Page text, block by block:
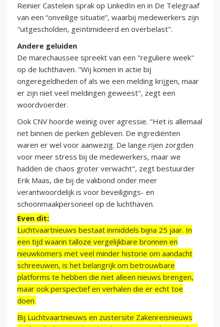
Reinier Castelein sprak op LinkedIn en in De Telegraaf
van een “onveilige situatie”, waarbij medewerkers zijn
"uitgescholden, geïntimideerd en overbelast".
Andere geluiden
De marechaussee spreekt van een "reguliere week"
op de luchthaven. "Wij komen in actie bij
ongeregeldheden of als we een melding krijgen, maar
er zijn niet veel meldingen geweest", zegt een
woordvoerder.
Ook CNV hoorde weinig over agressie. "Het is allemaal
net binnen de perken gebleven. De ingrediënten
waren er wel voor aanwezig. De lange rijen zorgden
voor meer stress bij de medewerkers, maar we
hadden de chaos groter verwacht", zegt bestuurder
Erik Maas, die bij de vakbond onder meer
verantwoordelijk is voor beveiligings- en
schoonmaakpersoneel op de luchthaven.
Even dit:
Luchtvaartnieuws bestaat inmiddels bijna 25 jaar. In
een tijd waarin talloze vergelijkbare bronnen en
nieuwkomers met veel minder historie om aandacht
schreeuwen, is het belangrijk om betrouwbare
platforms te hebben die niet alleen nieuws brengen,
maar ook perspectief en verhalen die er echt toe
doen.
Bij Luchtvaartnieuws en zustersite Zakenreisnieuws